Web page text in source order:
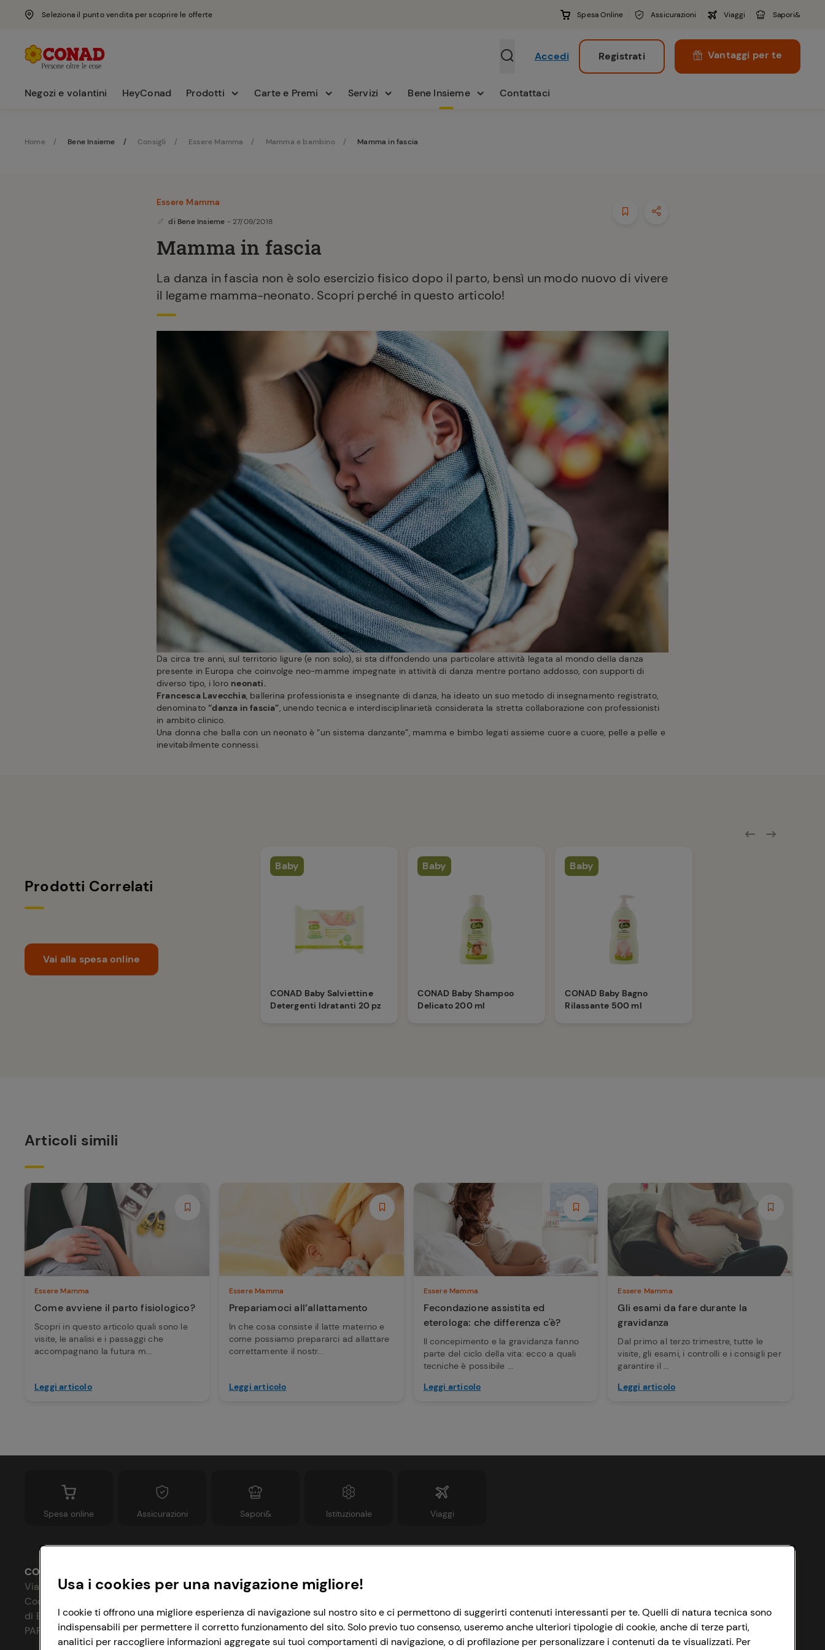
Seleziona il punto vendita per scoprire le offerte Spesa Online Assicurazioni Viaggi Sapori&
Accedi Registrati Vantaggi per te
Negozi e volantini HeyConad Prodotti Carte e Premi Servizi Bene Insieme Contattaci
Home Bene Insieme Consigli Essere Mamma Mamma e bambino Mamma in fascia
Essere Mamma
di Bene Insieme - 27/09/2018
Mamma in fascia
La danza in fascia non è solo esercizio fisico dopo il parto, bensì un modo nuovo di vivere
il legame mamma-neonato. Scopri perché in questo articolo!
Da circa tre anni, sul territorio ligure (e non solo), si sta diffondendo una particolare attività legata al mondo della danza
presente in Europa che coinvolge neo-mamme impegnate in attività di danza mentre portano addosso, con supporti di
diverso tipo, i loro neonati.
Francesca Lavecchia, ballerina professionista e insegnante di danza, ha ideato un suo metodo di insegnamento registrato,
denominato“danza in fascia”, unendo tecnica e interdisciplinarietà considerata la stretta collaborazione con professionisti
in ambito clinico.
Una donna che balla con un neonato è “un sistema danzante”, mamma e bimbo legati assieme cuore a cuore, pelle a pelle e
inevitabilmente connessi.
Prodotti Correlati
Vai alla spesa online
Baby
CONAD Baby Salviettine
Detergenti Idratanti 20 pz
Baby
CONAD Baby Shampoo
Delicato 200 ml
Baby
CONAD Baby Bagno
Rilassante 500 ml
Articoli simili
Essere Mamma
Come avviene il parto fisiologico?
Scopri in questo articolo quali sono le
visite, le analisi e i passaggi che
accompagnano la futura m...
Leggi articolo
Essere Mamma
Prepariamoci all’allattamento
In che cosa consiste il latte materno e
come possiamo prepararci ad allattare
correttamente il nostr...
Leggi articolo
Essere Mamma
Fecondazione assistita ed
eterologa: che differenza c'è?
Il concepimento e la gravidanza fanno
parte del ciclo della vita: ecco a quali
tecniche è possibile ...
Leggi articolo
Essere Mamma
Gli esami da fare durante la
gravidanza
Dal primo al terzo trimestre, tutte le
visite, gli esami, i controlli e i consigli per
garantire il ...
Leggi articolo
Spesa online Assicurazioni Sapori& Istituzionale Viaggi
Cookie Policy Le cooperative
CONAD SOCIETÀ COOPERATIVA
Via Michelino, 59 | 40127 BOLOGNA
Codice Fiscale e Registro Imprese
di Bologna 00865960157
PARTITA IVA 03320960374
Usa i cookies per una navigazione migliore!
I cookie ti offrono una migliore esperienza di navigazione sul nostro sito e ci permettono di suggerirti contenuti interessanti per te. Quelli di natura tecnica sono
indispensabili per permettere il corretto funzionamento del sito. Solo previo tuo consenso, useremo anche ulteriori tipologie di cookie, anche di terze parti,
analitici per raccogliere informazioni aggregate sui tuoi comportamenti di navigazione, o di profilazione per personalizzare i contenuti da te visualizzati. Per